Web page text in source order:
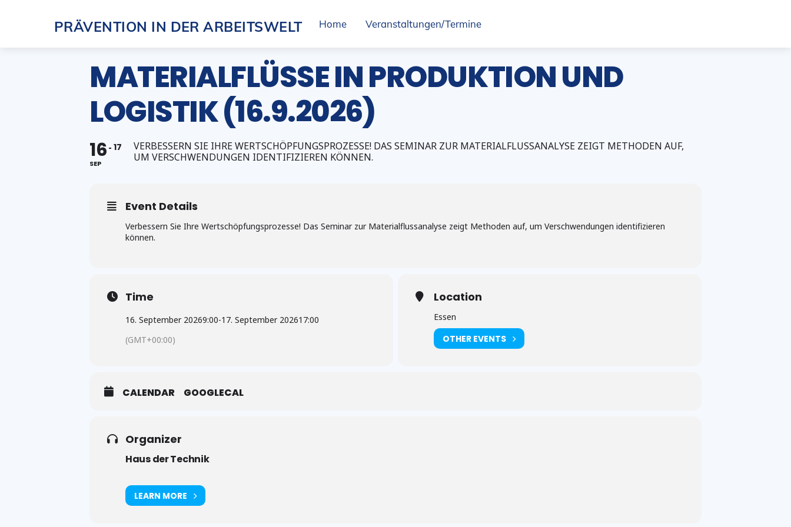
PRÄVENTION IN DER ARBEITSWELT Home Veranstaltungen/Termine
MATERIALFLÜSSE IN PRODUKTION UND
LOGISTIK (16.9.2026)
16
SEP
17
VERBESSERN SIE IHRE WERTSCHÖPFUNGSPROZESSE! DAS SEMINAR ZUR MATERIALFLUSSANALYSE ZEIGT METHODEN AUF,
UM VERSCHWENDUNGEN IDENTIFIZIEREN KÖNNEN.
Event Details
Verbessern Sie Ihre Wertschöpfungsprozesse! Das Seminar zur Materialflussanalyse zeigt Methoden auf, um Verschwendungen identifizieren
können.
Time
16. September 20269:00-17. September 202617:00
(GMT+00:00)
Location
Essen
OTHER EVENTS
CALENDAR GOOGLECAL
Organizer
Haus der Technik
LEARN MORE